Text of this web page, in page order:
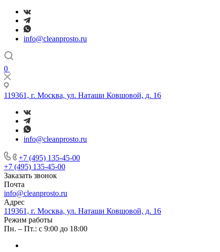
info@cleanprosto.ru
0
119361, г. Москва, ул. Наташи Ковшовой, д. 16
info@cleanprosto.ru
+7 (495) 135-45-00
+7 (495) 135-45-00
Заказать звонок
Почта
info@cleanprosto.ru
Адрес
119361, г. Москва, ул. Наташи Ковшовой, д. 16
Режим работы
Пн. – Пт.: с 9:00 до 18:00